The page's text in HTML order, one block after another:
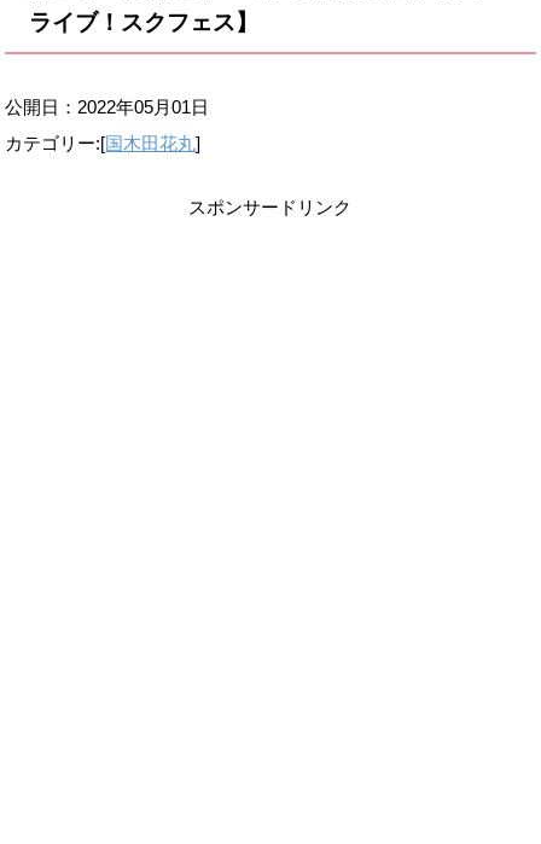
ライブ！スクフェス】
公開日： 2022年05月01日
カテゴリー:[国木田花丸]
スポンサードリンク